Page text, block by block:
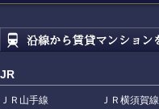
JR
ＪＲ山手線
ＪＲ横須賀線